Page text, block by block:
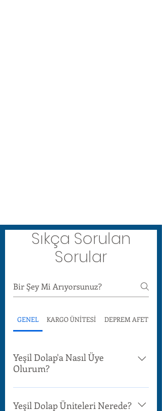
Sıkça Sorulan
Sorular
GENEL KARGO ÜNİTESİ DEPREM AFET
Yeşil Dolap'a Nasıl Üye
Olurum?
Mahallenizde Yeşil Dolap ünitesi
varsa; saha ekiplerimiz, iletişim
Yeşil Dolap Üniteleri Nerede?